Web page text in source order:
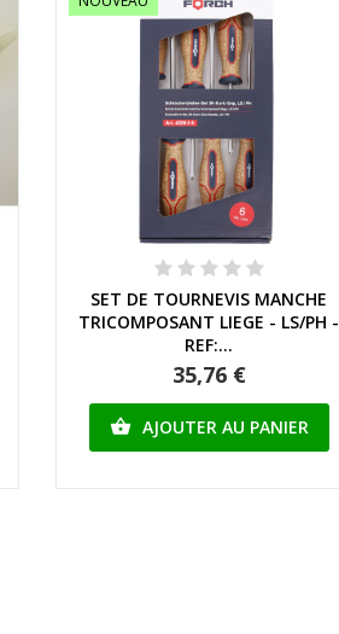
Aperçu rapide
SET DE TOURNEVIS MANCHE
TRICOMPOSANT LIEGE - LS/PH -
REF:...
35,76 €
 AJOUTER AU PANIER